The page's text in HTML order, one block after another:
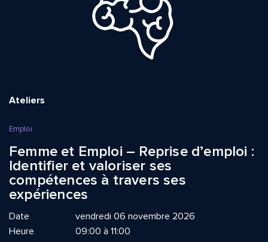
Ateliers
Emploi
Femme et Emploi – Reprise d’emploi :
Identifier et valoriser ses
compétences à travers ses
expériences
Date
vendredi 06 novembre 2026
Heure
09:00 à 11:00